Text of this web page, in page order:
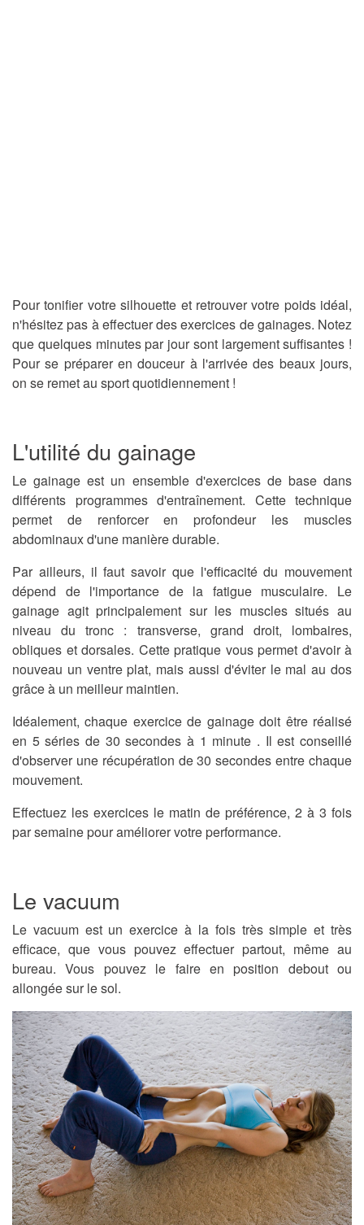
Pour tonifier votre silhouette et retrouver votre poids idéal,
n'hésitez pas à effectuer des exercices de gainages. Notez
que quelques minutes par jour sont largement suffisantes !
Pour se préparer en douceur à l'arrivée des beaux jours,
on se remet au sport quotidiennement !
L'utilité du gainage
Le gainage est un ensemble d'exercicesde base dans
différents programmes d'entraînement. Cette technique
permet de renforcer en profondeur les muscles
abdominaux d'une manière durable.
Par ailleurs, il faut savoir que l'efficacité du mouvement
dépend de l'importance de la fatigue musculaire. Le
gainage agit principalement sur les muscles situés au
niveau du tronc : transverse, grand droit, lombaires,
obliques et dorsales. Cette pratique vous permet d'avoir à
nouveau un ventre plat, mais aussi d'éviter le mal au dos
grâce à un meilleur maintien.
Idéalement, chaque exercice de gainage doit être réalisé
en 5 séries de 30 secondes à 1 minute . Il est conseillé
d'observer une récupération de 30 secondes entre chaque
mouvement.
Effectuez les exercices le matin de préférence, 2 à 3 fois
par semaine pour améliorer votre performance.
Le vacuum
Le vacuum est un exercice à la fois très simple et très
efficace, que vous pouvez effectuer partout, même au
bureau. Vous pouvez le faire en position debout ou
allongée sur le sol.